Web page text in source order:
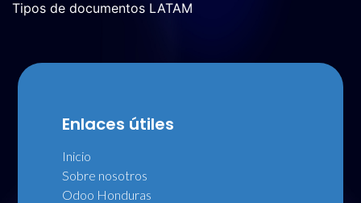
Tipos de documentos LATAM
Enlaces útiles
Inicio
Sobre nosotros
Odoo Honduras